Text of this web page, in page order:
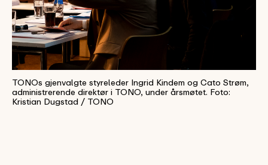
TONOs gjenvalgte styreleder Ingrid Kindem og Cato Strøm,
administrerende direktør i TONO, under årsmøtet. Foto:
Kristian Dugstad / TONO